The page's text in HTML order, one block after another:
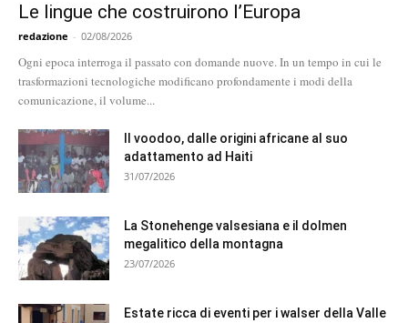
Le lingue che costruirono l’Europa
redazione - 02/08/2026
Ogni epoca interroga il passato con domande nuove. In un tempo in cui le
trasformazioni tecnologiche modificano profondamente i modi della
comunicazione, il volume...
Il voodoo, dalle origini africane al suo
adattamento ad Haiti
31/07/2026
La Stonehenge valsesiana e il dolmen
megalitico della montagna
23/07/2026
Estate ricca di eventi per i walser della Valle